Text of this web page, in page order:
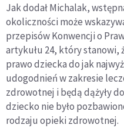
Jak dodał Michalak,
okoliczności może
przepisów Konwencji o
artykułu 24, który stanowi,
prawo dziecka do jak
udogodnień w zakresie
zdrowotnej i będą dążyły
dziecko nie było
rodzaju opieki zdrowotnej.